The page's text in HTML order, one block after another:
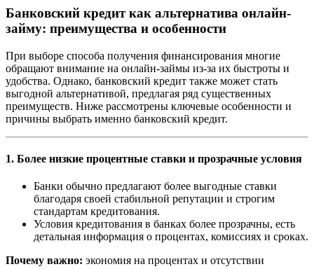
Банковский кредит как альтернатива онлайн-
займу: преимущества и особенности
При выборе способа получения финансирования многие
обращают внимание на онлайн-займы из-за их быстроты и
удобства. Однако, банковский кредит также может стать
выгодной альтернативой, предлагая ряд существенных
преимуществ. Ниже рассмотрены ключевые особенности и
причины выбрать именно банковский кредит.
1. Более низкие процентные ставки и прозрачные условия
Банки обычно предлагают более выгодные ставки
благодаря своей стабильной репутации и строгим
стандартам кредитования.
Условия кредитования в банках более прозрачны, есть
детальная информация о процентах, комиссиях и сроках.
Почему важно: экономия на процентах и отсутствии